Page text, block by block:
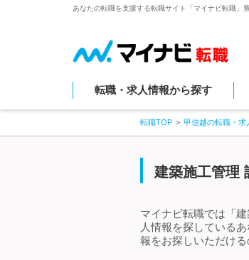
あなたの転職を支援する転職サイト「マイナビ転職」
転職・求人情報から探す
転職TOP 甲信越の転職・求
建築施工管理
マイナビ転職では「
人情報を探している
報をお探しいただけ